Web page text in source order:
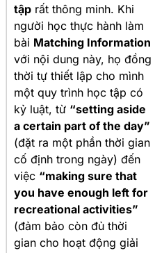
tập rất thông minh. Khi
người học thực hành làm
bài Matching Information
với nội dung này, họ đồng
thời tự thiết lập cho mình
một quy trình học tập có
kỷ luật, từ “setting aside
a certain part of the day”
(đặt ra một phần thời gian
cố định trong ngày) đến
việc “making sure that
you have enough left for
recreational activities”
(đảm bảo còn đủ thời
gian cho hoạt động giải